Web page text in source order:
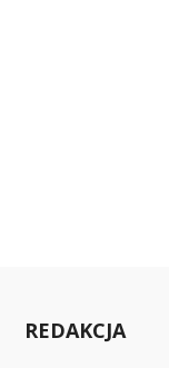
REDAKCJA